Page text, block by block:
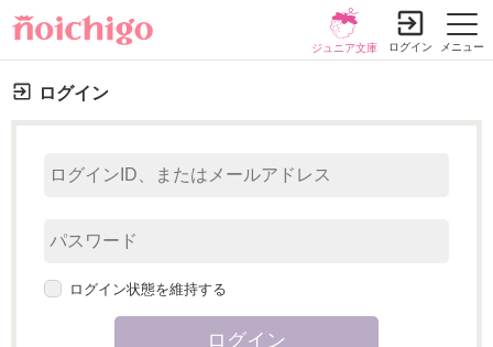
メニュー
ジュニア文庫 ログイン
ログイン
ログイン状態を維持する